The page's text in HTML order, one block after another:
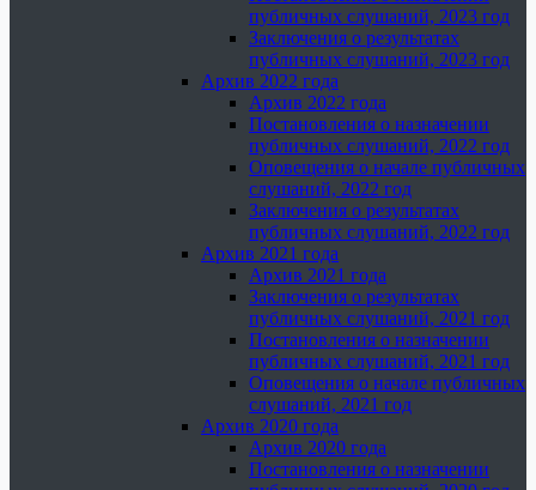
публичных слушаний, 2023 год
Заключения о результатах
публичных слушаний, 2023 год
Архив 2022 года
Архив 2022 года
Постановления о назначении
публичных слушаний, 2022 год
Оповещения о начале публичных
слушаний, 2022 год
Заключения о результатах
публичных слушаний, 2022 год
Архив 2021 года
Архив 2021 года
Заключения о результатах
публичных слушаний, 2021 год
Постановления о назначении
публичных слушаний, 2021 год
Оповещения о начале публичных
слушаний, 2021 год
Архив 2020 года
Архив 2020 года
Постановления о назначении